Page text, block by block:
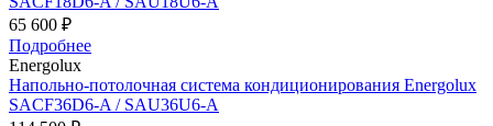
65 600 ₽
Подробнее
Energolux
Напольно-потолочная система кондиционирования Energolux
SAСF36D6-A / SAU36U6-A